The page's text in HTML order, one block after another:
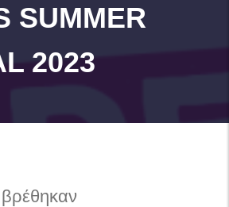
SUMMER
2023